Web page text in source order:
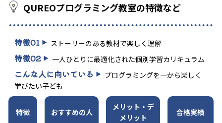
QUREOプログラミング教室の特徴など
特徴01 ストーリーのある教材で楽しく理解
特徴02 一人ひとりに最適化された個別学習カリキュラム
こんな人に向いている
プログラミングを一から楽しく
学びたい子ども
特徴 おすすめの人
メリット・デ
メリット
合格実績